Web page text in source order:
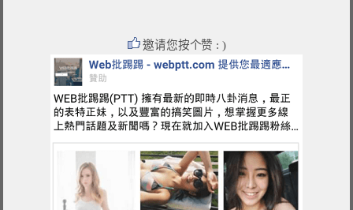
邀请您按个赞 : )